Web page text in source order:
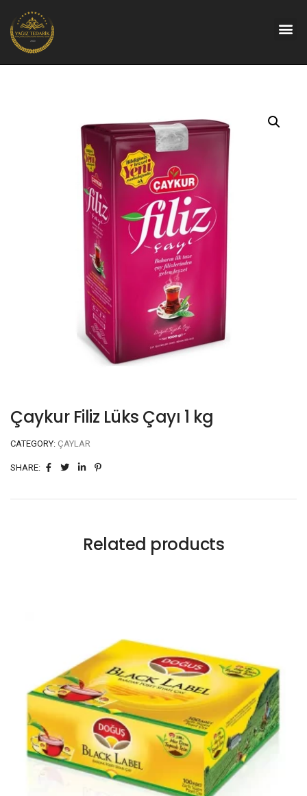
Çaykur Filiz Lüks Çayı 1 kg
CATEGORY: ÇAYLAR
SHARE:
Related products